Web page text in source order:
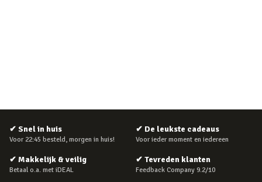
✔ Snel in huis
Voor 22:45 besteld, morgen in huis!
✔ De leukste cadeaus
Voor ieder moment en iedereen
✔ Makkelijk & veilig
Betaal o.a. met iDEAL
✔ Tevreden klanten
Feedback Company 9.2/10